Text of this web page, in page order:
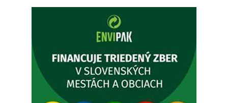
budeZATVORENÁ z dôvodu čerpania dovolenky. Akútne
prípady bude riešiť MUDr.Fisch…
Zajtrajší zvoz odpadu
Vážený občan, zajtra 5. 8. sa bude zvážať komunálny odpad.
4. augusta 2026 15:30